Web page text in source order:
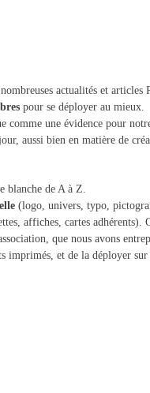
actualités et articles
pour se déployer au mieux.
comme une évidence pour
aussi bien en matière de
blanche de A à Z.
(logo, univers, typo,
affiches, cartes adhérents).
que nous avons
imprimés, et de la déployer sur